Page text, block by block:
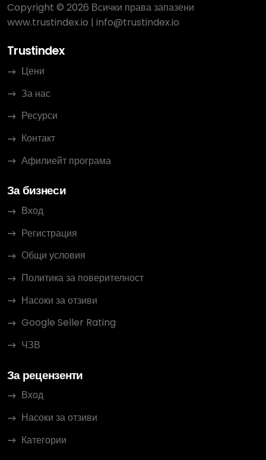
Copyright © 2026 Всички права запазени
www.trustindex.io | info@trustindex.io
Trustindex
Цени
За нас
Ресурси
Контакт
Афилиейт програма
За бизнеси
Вход
Регистрация
Общи условия
Политика за поверителност
Насоки за отзиви
Google Seller Rating
ЧЗВ
За рецензенти
Вход
Насоки за отзиви
Категории